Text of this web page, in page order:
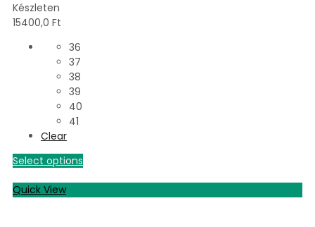
Készleten
15400,0 Ft
36
37
38
39
40
41
Clear
Select options
Quick View